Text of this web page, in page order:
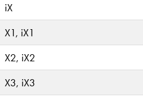
iX
X1, iX1
X2, iX2
X3, iX3